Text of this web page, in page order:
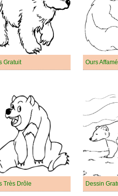
Gratuit Ours Affamé
Très Drôle